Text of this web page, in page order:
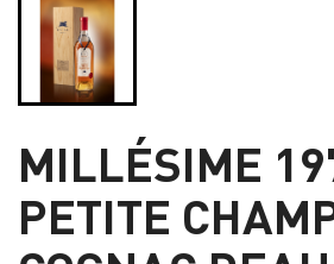
MILLÉSIME
PETITE